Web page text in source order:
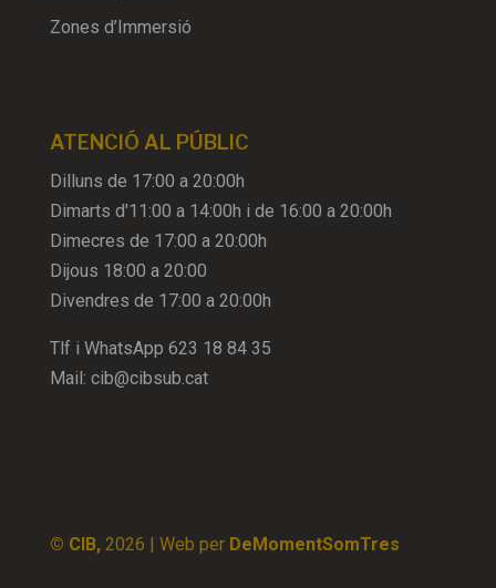
Zones d’Immersió
ATENCIÓ AL PÚBLIC
Dilluns de 17:00 a 20:00h
Dimarts d'11:00 a 14:00h i de 16:00 a 20:00h
Dimecres de 17:00 a 20:00h
Dijous 18:00 a 20:00
Divendres de 17:00 a 20:00h
Tlf i WhatsApp 623 18 84 35
Mail: cib@cibsub.cat
© CIB, 2026 | Web per DeMomentSomTres